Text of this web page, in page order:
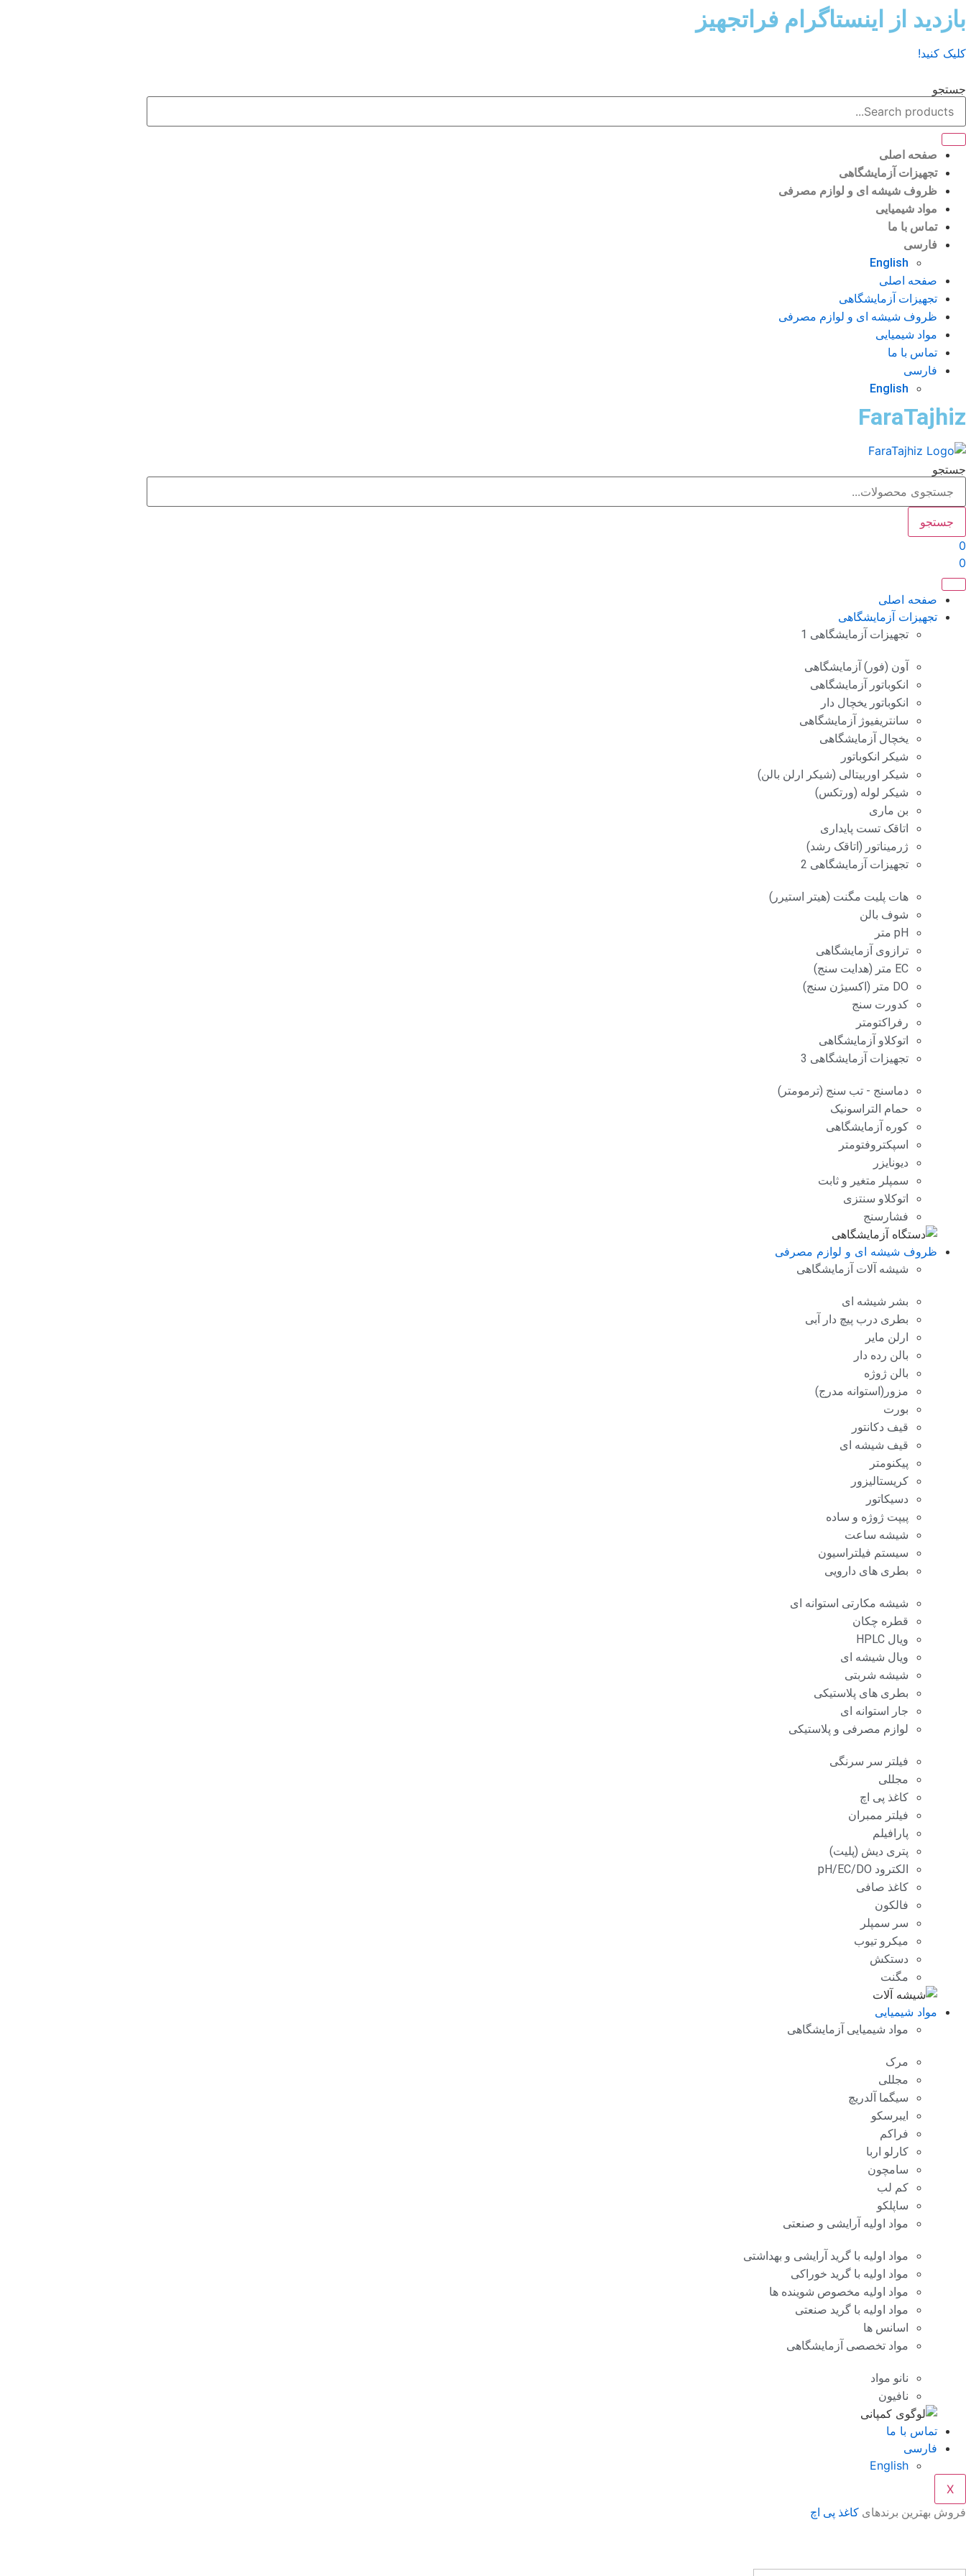
پرش
به
بازدید از اینستاگرام فراتجهیز
کلیک کنید!
جستجو
صفحه اصلی
تجهیزات آزمایشگاهی
ظروف شیشه ای و لوازم مصرفی
مواد شیمیایی
تماس با ما
فارسی
English
صفحه اصلی
تجهیزات آزمایشگاهی
ظروف شیشه ای و لوازم مصرفی
مواد شیمیایی
تماس با ما
فارسی
English
FaraTajhiz
جستجو
جستجو
0
0
صفحه اصلی
تجهیزات آزمایشگاهی
تجهیزات آزمایشگاهی 1
آون (فور) آزمایشگاهی
انکوباتور آزمایشگاهی
انکوباتور یخچال دار
سانتریفیوژ آزمایشگاهی
یخچال آزمایشگاهی
شیکر انکوباتور
شیکر اوربیتالی (شیکر ارلن بالن)
شیکر لوله (ورتکس)
بن ماری
اتاقک تست پایداری
ژرمیناتور (اتاقک رشد)
تجهیزات آزمایشگاهی 2
هات پلیت مگنت (هیتر استیرر)
شوف بالن
pH متر
ترازوی آزمایشگاهی
EC متر (هدایت سنج)
DO متر (اکسیژن سنج)
کدورت سنج
رفراکتومتر
اتوکلاو آزمایشگاهی
تجهیزات آزمایشگاهی 3
دماسنج - تب سنج (ترمومتر)
حمام التراسونیک
کوره آزمایشگاهی
اسپکتروفتومتر
دیونایزر
سمپلر متغیر و ثابت
اتوکلاو سنتزی
فشارسنج
ظروف شیشه ای و لوازم مصرفی
شیشه آلات آزمایشگاهی
بشر شیشه ای
بطری درب پیچ دار آبی
ارلن مایر
بالن رده دار
بالن ژوژه
مزور(استوانه مدرج)
بورت
قیف دکانتور
قیف شیشه ای
پیکنومتر
کریستالیزور
دسیکاتور
پیپت ژوژه و ساده
شیشه ساعت
سیستم فیلتراسیون
بطری های دارویی
شیشه مکارتی استوانه ای
قطره چکان
ویال HPLC
ویال شیشه ای
شیشه شربتی
بطری های پلاستیکی
جار استوانه ای
لوازم مصرفی و پلاستیکی
فیلتر سر سرنگی
مجللی
کاغذ پی اچ
فیلتر ممبران
پارافیلم
پتری دیش (پلیت)
الکترود pH/EC/DO
کاغذ صافی
فالکون
سر سمپلر
میکرو تیوب
دستکش
مگنت
مواد شیمیایی
مواد شیمیایی آزمایشگاهی
مرک
مجللی
سیگما آلدریچ
ایبرسکو
فراکم
کارلو اربا
سامچون
کم لب
ساپلکو
مواد اولیه آرایشی و صنعتی
مواد اولیه با گرید آرایشی و بهداشتی
مواد اولیه با گرید خوراکی
مواد اولیه مخصوص شوینده ها
مواد اولیه با گرید صنعتی
اسانس ها
مواد تخصصی آزمایشگاهی
نانو مواد
نافیون
تماس با ما
فارسی
English
X
فروش بهترین برندهای کاغذ پی اچ